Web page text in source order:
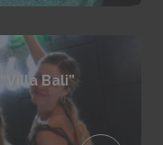
Bali”